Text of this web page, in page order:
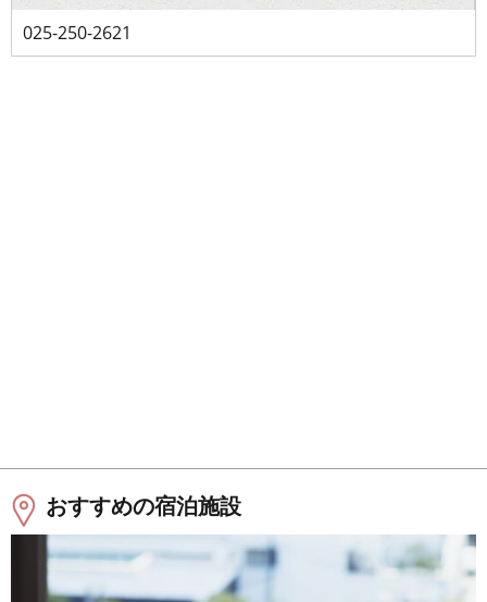
025-250-2621
おすすめの宿泊施設